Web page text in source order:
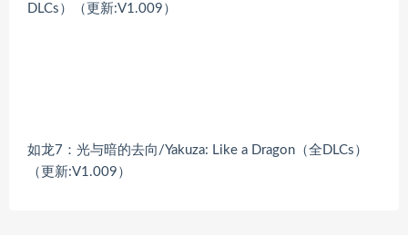
如龙7：光与暗的去向/Yakuza: Like a Dragon（全DLCs）
（更新:V1.009）